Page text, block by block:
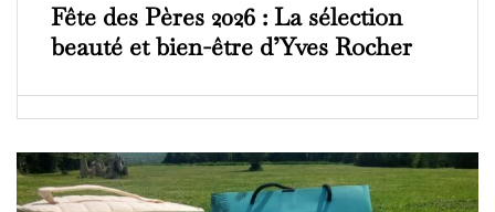
Fête des Pères 2026 : La sélection
beauté et bien-être d’Yves Rocher